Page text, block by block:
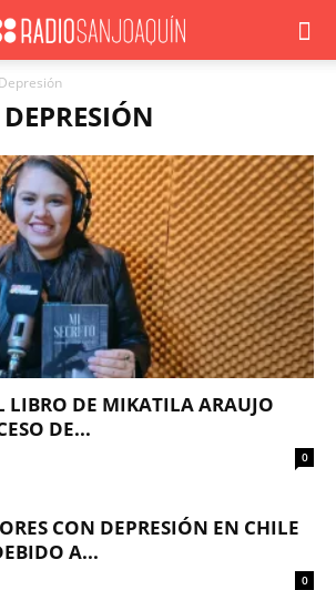
Depresión
LIBRO DE MIKATILA ARAUJO
DE...
0
CON DEPRESIÓN EN CHILE
A...
0